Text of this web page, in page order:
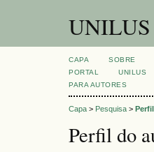
UNILUS
CAPA SOBRE
PORTAL
UNILUS
PARA AUTORES
Capa > Pesquisa >
Perfil do